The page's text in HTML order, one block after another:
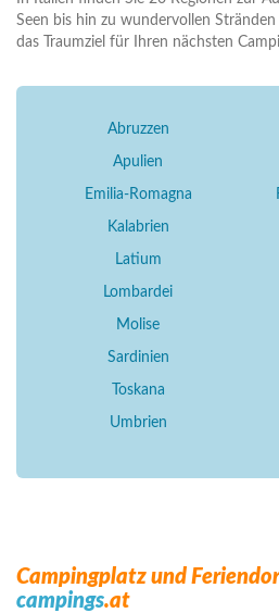
Seen bis hin zu wundervollen
das Traumziel für Ihren nächsten
Abruzzen
Apulien
Emilia-Romagna
Kalabrien
Latium
Lombardei
Molise
Sardinien
Toskana
Umbrien
Campingplatz und
campings.at